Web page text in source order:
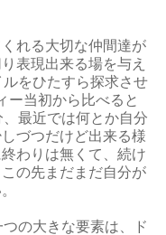
れる大切な仲間達が
表現出来る場を与え
をひたすら探求させ
ー当初から比べると
最近では何とか自分
づつだけど出来る様
わりは無くて、続け
の先まだまだ自分が
の大きな要素は、ド